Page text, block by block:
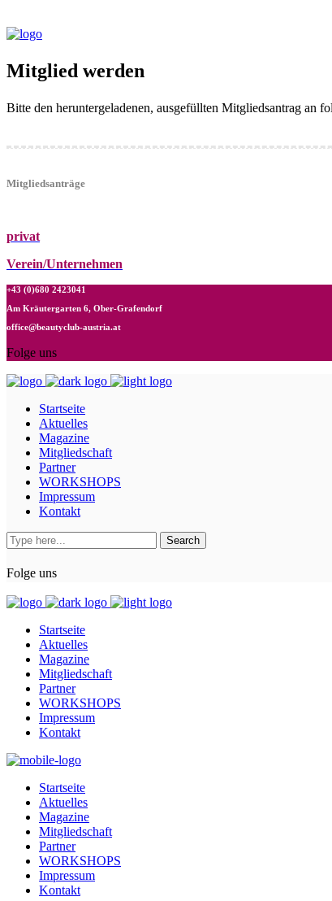
Mitglied werden
Bitte den heruntergeladenen, ausgefüllten Mitgliedsantrag an
Mitgliedsanträge
privat
Verein/Unternehmen
+43 (0)680 2423041
Am Kräutergarten 6, Ober-Grafendorf
office@beautyclub-austria.at
Folge uns
Startseite
Aktuelles
Magazine
Mitgliedschaft
Partner
WORKSHOPS
Impressum
Kontakt
Folge uns
Startseite
Aktuelles
Magazine
Mitgliedschaft
Partner
WORKSHOPS
Impressum
Kontakt
Startseite
Aktuelles
Magazine
Mitgliedschaft
Partner
WORKSHOPS
Impressum
Kontakt